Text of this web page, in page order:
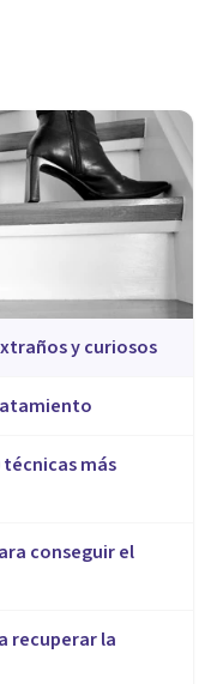
y curiosos
más
conseguir el
recuperar la